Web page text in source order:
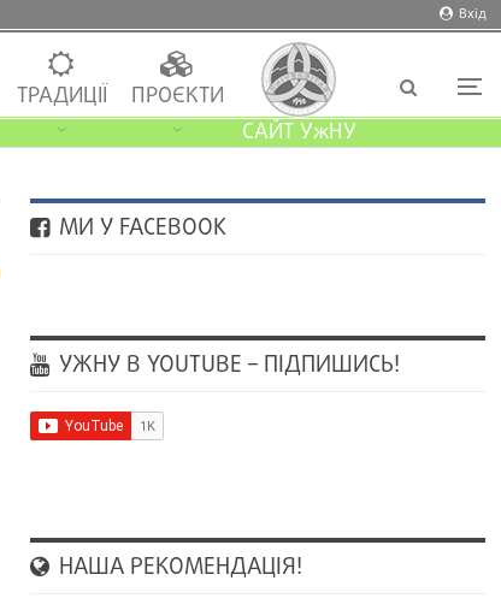
Вхід
ТРАДИЦІЇ
ПРОЄКТИ
САЙТ УжНУ
МИ У FACEBOOK
УЖНУ В YOUTUBE – ПІДПИШИСЬ!
НАША РЕКОМЕНДАЦІЯ!